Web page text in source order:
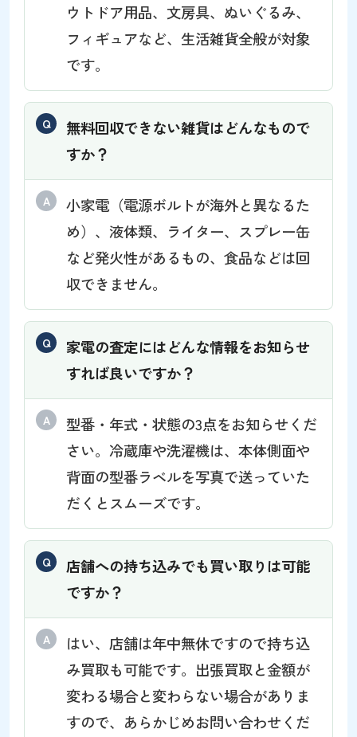
ウトドア用品、文房具、ぬいぐるみ、
フィギュアなど、生活雑貨全般が対象
です。
無料回収できない雑貨はどんなもので
すか？
小家電（電源ボルトが海外と異なるた
め）、液体類、ライター、スプレー缶
など発火性があるもの、食品などは回
収できません。
家電の査定にはどんな情報をお知らせ
すれば良いですか？
型番・年式・状態の3点をお知らせくだ
さい。冷蔵庫や洗濯機は、本体側面や
背面の型番ラベルを写真で送っていた
だくとスムーズです。
店舗への持ち込みでも買い取りは可能
ですか？
はい、店舗は年中無休ですので持ち込
み買取も可能です。出張買取と金額が
変わる場合と変わらない場合がありま
すので、あらかじめお問い合わせくだ